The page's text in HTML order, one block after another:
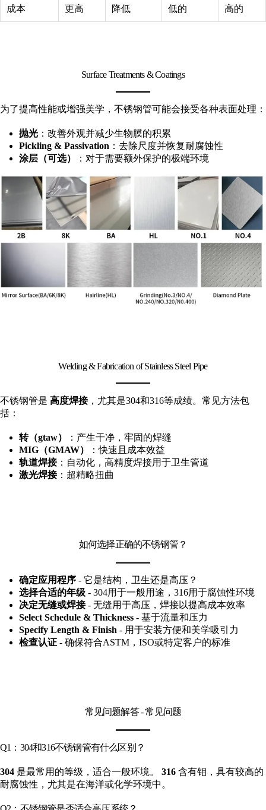
成本 更高 降低 低的 高的
Surface Treatments & Coatings
为了提高性能或增强美学，不锈钢管可能会接受各种表面处理：
抛光 ：改善外观并减少生物膜的积累
Pickling & Passivation ：去除尺度并恢复耐腐蚀性
涂层（可选）
：对于需要额外保护的极端环境
Welding & Fabrication of Stainless Steel Pipe
不锈钢管是 高度焊接，尤其是304和316等成绩。常见方法包
括：
转（gtaw）
：产生干净，牢固的焊缝
MIG（GMAW）
：快速且成本效益
轨道焊接：自动化，高精度焊接用于卫生管道
激光焊接：超精略扭曲
如何选择正确的不锈钢管？
确定应用程序 - 它是结构，卫生还是高压？
选择合适的年级 - 304用于一般用途，316用于腐蚀性环境
决定无缝或焊接- 无缝用于高压，焊接以提高成本效率
Select Schedule & Thickness - 基于流量和压力
Specify Length & Finish - 用于安装方便和美学吸引力
检查认证 - 确保符合ASTM，ISO或特定客户的标准
常见问题解答 - 常见问题
Q1：304和316不锈钢管有什么区别？
304 是最常用的等级，适合一般环境。 316 含有钼，具有较高的
耐腐蚀性，尤其是在海洋或化学环境中。